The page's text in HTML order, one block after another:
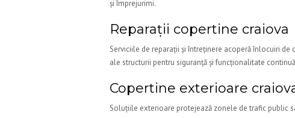
și împrejurimi.
Reparații copertine craiova
Serviciile de reparații și întreținere acoperă înlocuiri
ale structurii pentru siguranță și funcționalitate
Copertine exterioare
Soluțiile exterioare protejează zonele de trafic public